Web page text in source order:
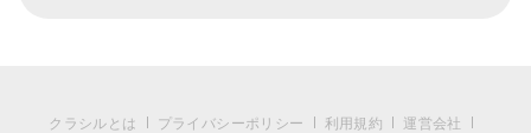
クラシルとは プライバシーポリシー 利用規約
運営会社